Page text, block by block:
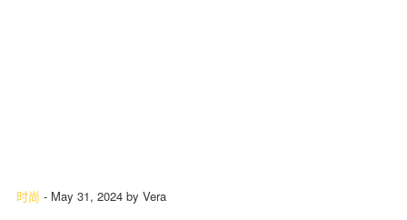
时尚 - May 31, 2024 by Vera